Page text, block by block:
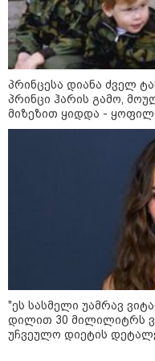
მოზაიკა
11:17 / 08-08-2026
არშემდგარი
პრინცესა დიანა ძველ
პრინცი ჰარის გამო,
მიზეზით ყიდდა -
საკუთარ წიგნში
"ეს სასმელი უამრავ
დილით 30 მილილიტრს
უჩვეულო დიეტის